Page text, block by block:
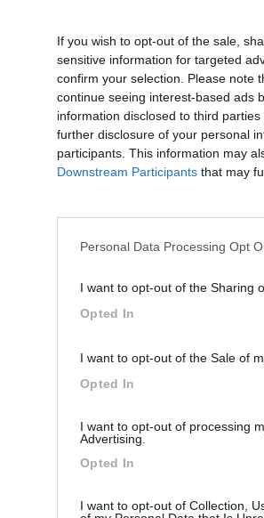
If you wish to opt-out of the sale,
sensitive information for targeted
confirm your selection. Please note
continue seeing interest-based ads
information disclosed to third
further disclosure of your personal
participants. This information may
Downstream Participants that may
Personal Data Processing Opt
I want to opt-out of the Sharing
Opted In
I want to opt-out of the Sale of
Opted In
I want to opt-out of processing
Advertising.
Opted In
I want to opt-out of Collection,
Fiche technique